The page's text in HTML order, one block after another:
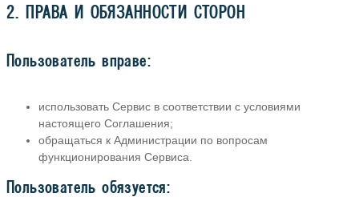
2. ПРАВА И ОБЯЗАННОСТИ СТОРОН
Пользователь вправе:
использовать Сервис в соответствии с условиями
настоящего Соглашения;
обращаться к Администрации по вопросам
функционирования Сервиса.
Пользователь обязуется: